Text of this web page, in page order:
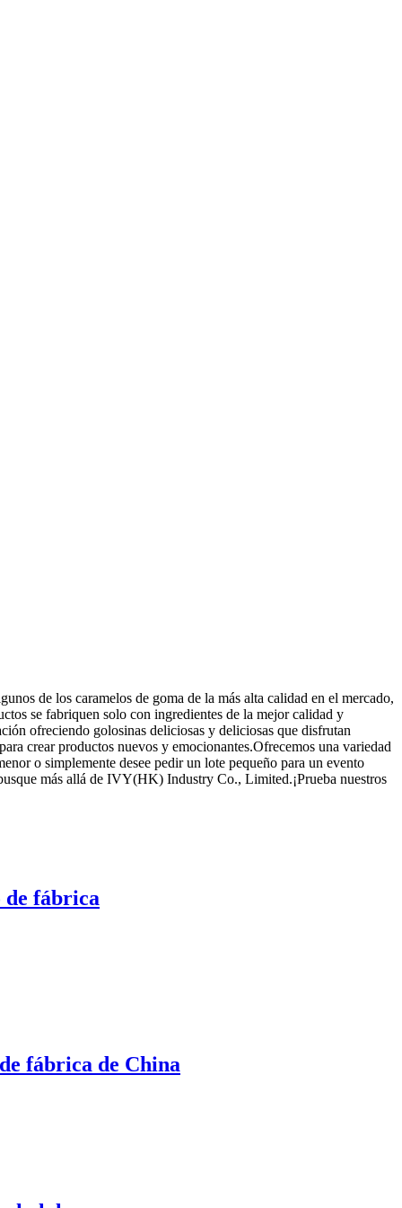
de los caramelos de goma de la más alta calidad en el mercado,
se fabriquen solo con ingredientes de la mejor calidad y
ofreciendo golosinas deliciosas y deliciosas que disfrutan
crear productos nuevos y emocionantes.Ofrecemos una variedad
o simplemente desee pedir un lote pequeño para un evento
más allá de IVY(HK) Industry Co., Limited.¡Prueba nuestros
de fábrica
fábrica de China